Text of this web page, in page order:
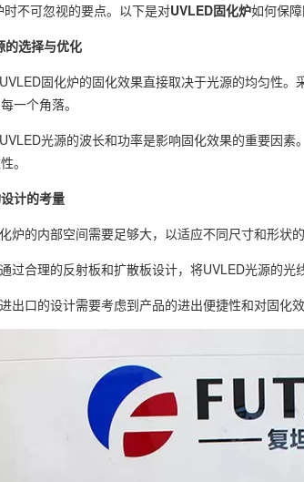
不可忽视的要点。以下是对UVLED固化炉如何保
的选择与优化
固化炉的固化效果直接取决于光源的均匀性。
一个角落。
光源的波长和功率是影响固化效果的重要因素
。
计的考量
的内部空间需要足够大，以适应不同尺寸和形状
合理的反射板和扩散板设计，将UVLED光源的光
口的设计需要考虑到产品的进出便捷性和对固化